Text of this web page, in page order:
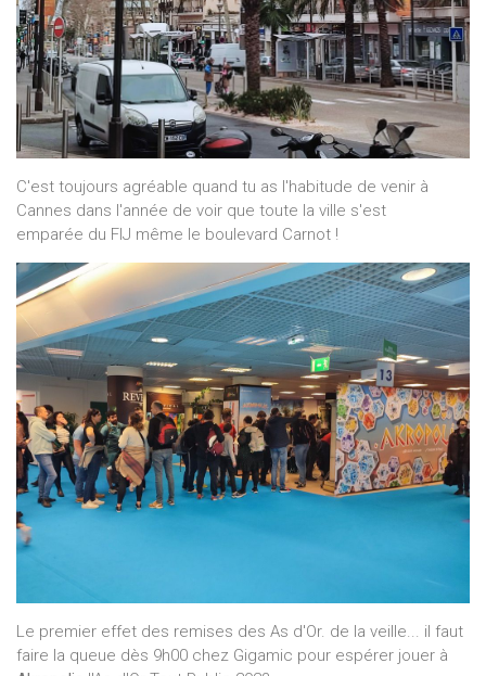
C'est toujours agréable quand tu as l'habitude de venir à
Cannes dans l'année de voir que toute la ville s'est
emparée du FIJ même le boulevard Carnot !
Le premier effet des remises des As d'Or. de la veille... il faut
faire la queue dès 9h00 chez Gigamic pour espérer jouer à